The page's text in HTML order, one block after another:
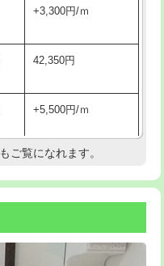
66,000円
27,500円
38,500円
38,500円
現場見積
16,500円
3,300円
5,500円
止
5,500円
作
11,000円
+3,300円/ｍ
42,350円
+5,500円/ｍ
現地調査
+3,300円
ご覧になれます。